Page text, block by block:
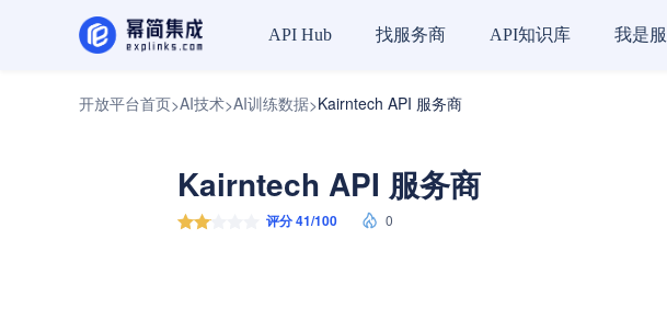
API Hub 找服务商 API知识库 我是
开放平台首页>AI技术>AI训练数据>Kairntech API 服务商
Kairntech API 服务商
评分 41/100 0